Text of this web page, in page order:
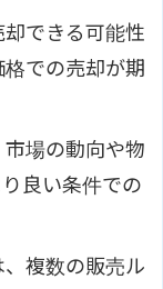
却できる可能性
での売却が期
市場の動向や物
良い条件での
、複数の販売ル